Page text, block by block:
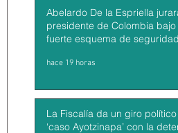
Abelardo De la Espriella
presidente de Colombia bajo
fuerte esquema de
hace 19 horas
La Fiscalía da un giro
‘caso Ayotzinapa’ con la